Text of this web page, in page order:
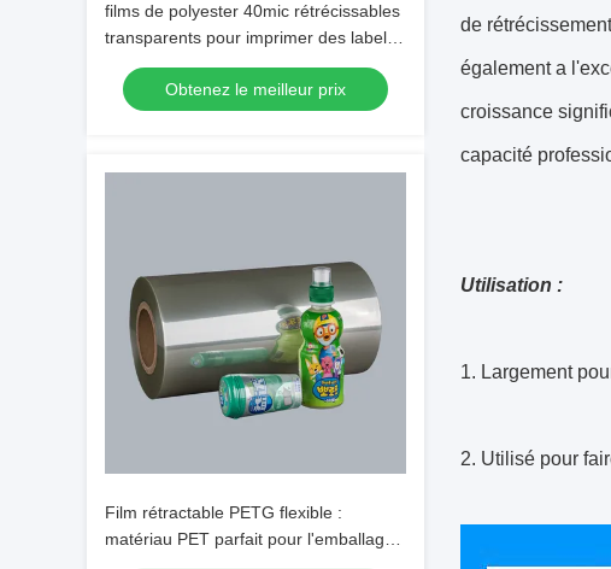
films de polyester 40mic rétrécissables
transparents pour imprimer des labels
de bouteille
Obtenez le meilleur prix
Film rétractable PETG flexible :
matériau PET parfait pour l'emballage
de
également a
croissance
capacité
Utilisation :
1. Largement
2. Utilisé pour